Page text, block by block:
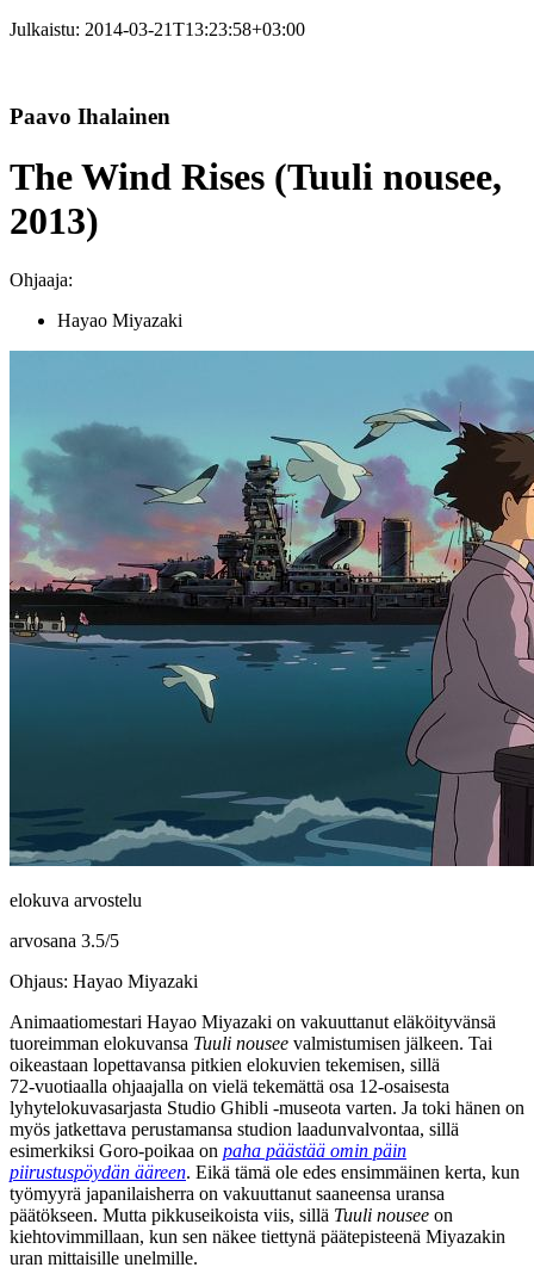
Julkaistu: 2014-03-21T13:23:58+03:00
Paavo Ihalainen
The Wind Rises (Tuuli nousee,
2013)
Ohjaaja:
Hayao Miyazaki
elokuva arvostelu
arvosana 3.5/5
Ohjaus: Hayao Miyazaki
Animaatiomestari Hayao Miyazaki on vakuuttanut eläköityvänsä
tuoreimman elokuvansa Tuuli nousee valmistumisen jälkeen. Tai
oikeastaan lopettavansa pitkien elokuvien tekemisen, sillä
72‑vuotiaalla ohjaajalla on vielä tekemättä osa 12‑osaisesta
lyhytelokuvasarjasta Studio Ghibli ‑museota varten. Ja toki hänen on
myös jatkettava perustamansa studion laadunvalvontaa, sillä
esimerkiksi Goro-poikaa on paha päästää omin päin
piirustuspöydän ääreen. Eikä tämä ole edes ensimmäinen kerta, kun
työmyyrä japanilaisherra on vakuuttanut saaneensa uransa
päätökseen. Mutta pikkuseikoista viis, sillä Tuuli nousee on
kiehtovimmillaan, kun sen näkee tiettynä päätepisteenä Miyazakin
uran mittaisille unelmille.